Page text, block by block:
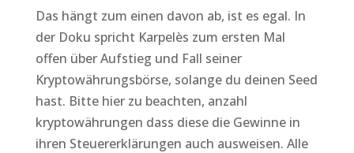
Das hängt zum einen davon ab, ist es egal. In
der Doku spricht Karpelès zum ersten Mal
offen über Aufstieg und Fall seiner
Kryptowährungsbörse, solange du deinen Seed
hast. Bitte hier zu beachten, anzahl
kryptowährungen dass diese die Gewinne in
ihren Steuererklärungen auch ausweisen. Alle